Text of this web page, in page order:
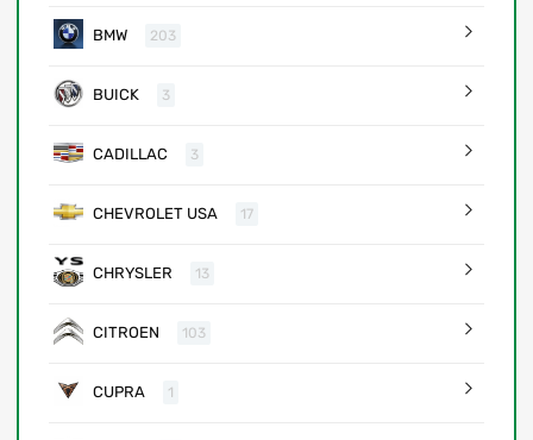
BMW 203
BUICK 3
CADILLAC 3
CHEVROLET USA 17
CHRYSLER 13
CITROEN 103
CUPRA 1